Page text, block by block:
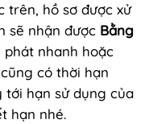
trên, hồ sơ được xử
sẽ nhận được Bằng
nhanh hoặc
có thời hạn
tới hạn sử dụng của
hạn nhé.